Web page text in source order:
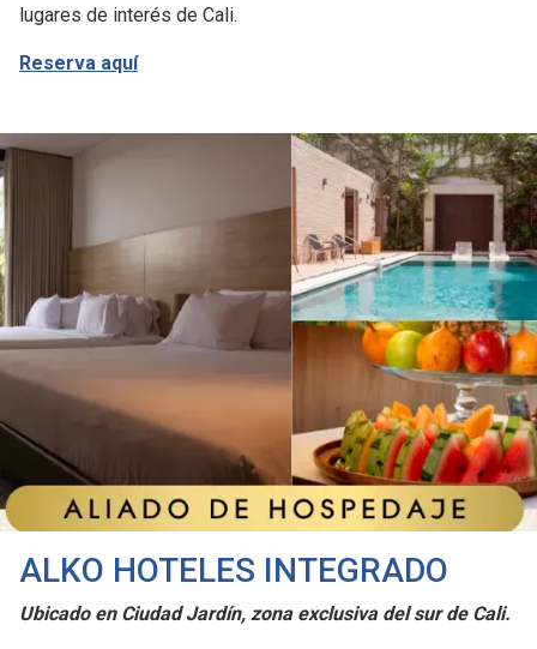
lugares de interés de Cali.
Reserva aquí
ALKO HOTELES INTEGRADO
Ubicado en Ciudad Jardín, zona exclusiva del sur de Cali.